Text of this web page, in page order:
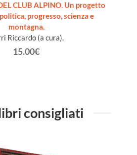
CLUB ALPINO. Un progetto
progresso, scienza e
montagna.
Riccardo (a cura).
15.00€
consigliati